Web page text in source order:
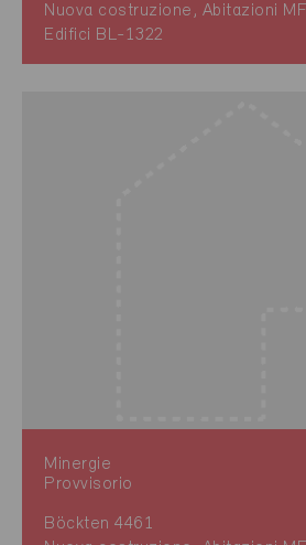
Nuova costruzione, Abitazioni MF
Edifici BL-1322
Minergie
Provvisorio
Böckten 4461